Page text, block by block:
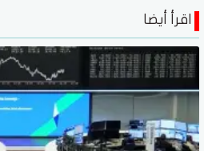
اقرأ أيضا